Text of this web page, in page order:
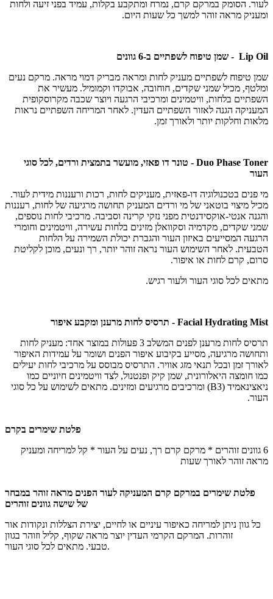
לעור. הסומק במרקם קרם, נמרח ומתקבע בקלות, עמיד בפני זיעה ולחות
ומעניק מראה זוהר למשך כל שעות היום.
Lip Oil - שמן טיפוח לשפתיים ב-6 גוונים
שמן טיפוח לשפתיים מעניק לחות ומראה מבריק דמוי מראה. מרקם נעים
ומלטף, מכיל שמני שקדים, חוחובה, אבוקדו וקמומיל. מעשיר את
השפתיים בלחות, וויטמינים ומרכיבי הרגעה ויוצר שכבה מקרוסקופית
המעניקה הגנה לאזור השפתיים העדין. לאחר המריחה השפתיים נראות
מלאות וחלקות יותר ולאורך זמן.
Duo Phase Toner - טונר דו פאזי, מועשר בתמצית ורדים, לכל סוגי
העור
מי פנים בטכנולוגיה דו-פאזית, מעניקים לחות, רכות ורעננות מידית לעור.
מכיל מיצוי בוטאני של מי ורדים המעניק תחושה מרגיעה של לחות, רעננות
והגנה אנטי-אוקסידנטית מפני נזקי קרינה וסביבה. מרכיבי לחות נוספים,
שמני שקדים, מקדמיה וסקוואלן מזינים בלחות עשירה, וויטמינים וחומרי
הרגעה המסייעים באיזון העור והגברת יכולת השמירה על הלחות
הטבעית. לאחר השימוש העור נראה זוהר יותר, רך ונעים, מוכן לקליטת
סרום, קרם לחות או איפור.
מתאים לכל סוגי העור ולעור רגיש.
Facial Hydrating Mist - תרסיס לחות מרענן ומקבע איפור
תרסיס לחות מרענן לפנים המשלב 3 פעולות במוצר אחד: מעניק לחות
ותחושה מרגיעה, מסייע בקיבוע איפור הפנים ושומר על עמידות האיפור
לאורך זמן ובכל תנאי מזג אוויר. התרסיס מבוסס על מרכיבי לחות יעילים
כמו חומצה היאלורונית, שמן קיק ופנטנול, לצד וויטמינים חיוניים כמו
ניאצינאמיד (B3) ומרכיבים מרגיעים ומזינים. מתאים לשימוש על כל סוגי
העור.
פלטת שימרים בקרם
6 גוונים זוהרים * מרקם קרם רך, נעים על העור * קל למריחה ומעניק
מראה זוהר לאורך שעות
פלטת שימרים במרקם קרם המעניקה לעור הפנים מראה זוהר במבחר
של שישה גוונים זוהרים
כל גוון ניתן למריחה כאיפור עיניים או לחיים, יצירת הצללות ונקודות אור
זוהרות. המרקם הקרמי העדין יוצר מראה שקוף, קליל וזוהר בגוון
טבעי. מתאים לכל סוגי העור.